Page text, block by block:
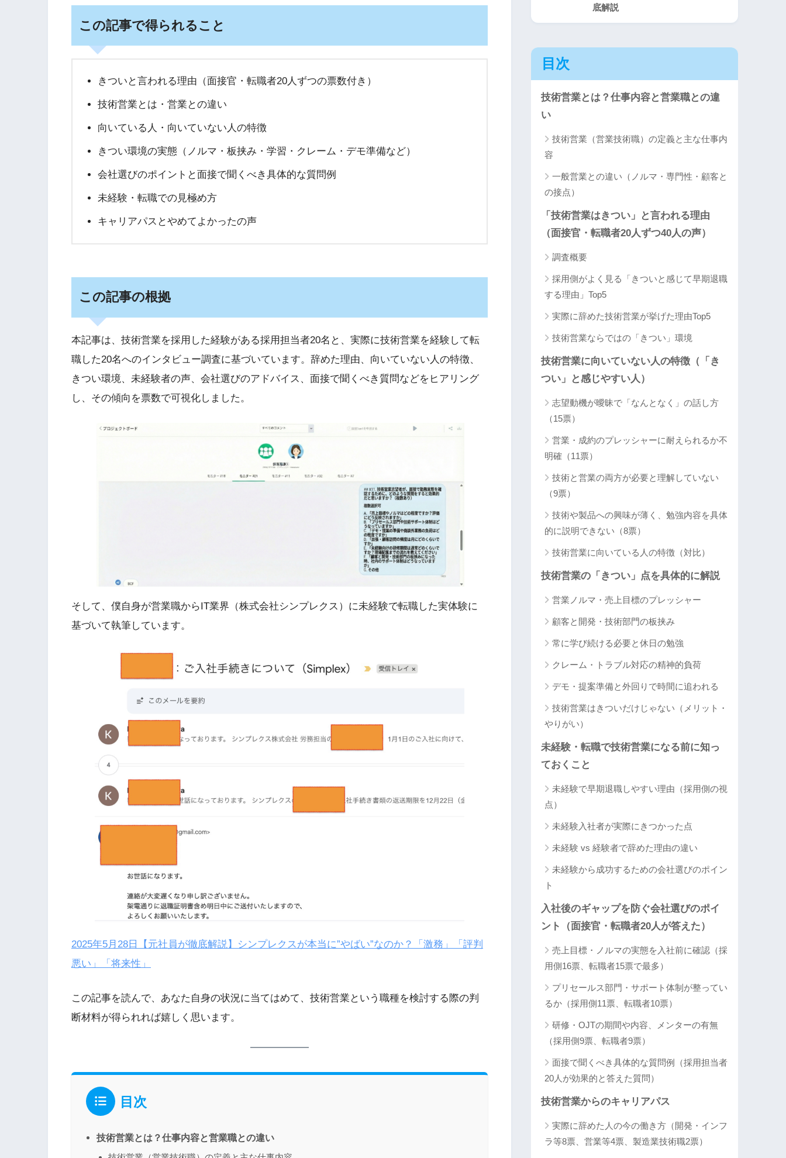
この記事で得られること
きついと言われる理由（面接官・転職者20人ずつの票数付き）
技術営業とは・営業との違い
向いている人・向いていない人の特徴
きつい環境の実態（ノルマ・板挟み・学習・クレーム・デモ準備など）
会社選びのポイントと面接で聞くべき具体的な質問例
未経験・転職での見極め方
キャリアパスとやめてよかったの声
この記事の根拠
本記事は、技術営業を採用した経験がある採用担当者20名と、実際に技術営業を経験して転
職した20名へのインタビュー調査に基づいています。辞めた理由、向いていない人の特徴、
きつい環境、未経験者の声、会社選びのアドバイス、面接で聞くべき質問などをヒアリング
し、その傾向を票数で可視化しました。
そして、僕自身が営業職からIT業界（株式会社シンプレクス）に未経験で転職した実体験に
基づいて執筆しています。
2025年5月28日
【元社員が徹底解説】シンプレクスが本当に”やばい”なのか？「激務」「評判
悪い」「将来性」
この記事を読んで、あなた自身の状況に当てはめて、技術営業という職種を検討する際の判
断材料が得られれば嬉しく思います。
目次
技術営業とは？仕事内容と営業職との違い
底解説
目次
技術営業とは？仕事内容と営業職との違
い
技術営業（営業技術職）の定義と主な仕事内
容
一般営業との違い（ノルマ・専門性・顧客と
の接点）
「技術営業はきつい」と言われる理由
（面接官・転職者20人ずつ40人の声）
調査概要
採用側がよく見る「きついと感じて早期退職
する理由」Top5
実際に辞めた技術営業が挙げた理由Top5
技術営業ならではの「きつい」環境
技術営業に向いていない人の特徴（「き
つい」と感じやすい人）
志望動機が曖昧で「なんとなく」の話し方
（15票）
営業・成約のプレッシャーに耐えられるか不
明確（11票）
技術と営業の両方が必要と理解していない
（9票）
技術や製品への興味が薄く、勉強内容を具体
的に説明できない（8票）
技術営業に向いている人の特徴（対比）
技術営業の「きつい」点を具体的に解説
営業ノルマ・売上目標のプレッシャー
顧客と開発・技術部門の板挟み
常に学び続ける必要と休日の勉強
クレーム・トラブル対応の精神的負荷
デモ・提案準備と外回りで時間に追われる
技術営業はきついだけじゃない（メリット・
やりがい）
未経験・転職で技術営業になる前に知っ
ておくこと
未経験で早期退職しやすい理由（採用側の視
点）
未経験入社者が実際にきつかった点
未経験 vs 経験者で辞めた理由の違い
未経験から成功するための会社選びのポイン
ト
入社後のギャップを防ぐ会社選びのポイ
ント（面接官・転職者20人が答えた）
売上目標・ノルマの実態を入社前に確認（採
用側16票、転職者15票で最多）
プリセールス部門・サポート体制が整ってい
るか（採用側11票、転職者10票）
研修・OJTの期間や内容、メンターの有無
（採用側9票、転職者9票）
面接で聞くべき具体的な質問例（採用担当者
20人が効果的と答えた質問）
技術営業からのキャリアパス
実際に辞めた人の今の働き方（開発・インフ
ラ等8票、営業等4票、製造業技術職2票）